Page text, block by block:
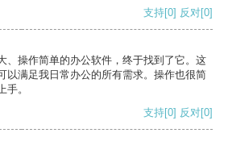
支持[0] 反对[0]
、操作简单的办公软件，终于找到了它。这
以满足我日常办公的所有需求。操作也很简
。
支持[0] 反对[0]